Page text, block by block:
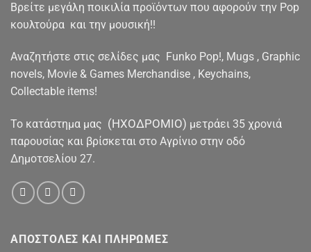
Βρείτε μεγάλη ποικιλία προϊόντων που αφορούν την Pop
κουλτούρα και την μουσική!!
Αναζητήστε στις σελίδες μας Funko Pop!, Mugs , Graphic
novels, Movie & Games Merchandise , Keychains,
Collectable items!
To κατάστημα μας (ΗΧΟΔΡΟΜΙΟ) μετράει 35 χρονιά
παρουσίας και βρίσκεται στο Αγρίνιο στην οδό
Δημοτσελίου 27.
ΑΠΟΣΤΟΛΕΣ ΚΑΙ ΠΛΗΡΩΜΕΣ